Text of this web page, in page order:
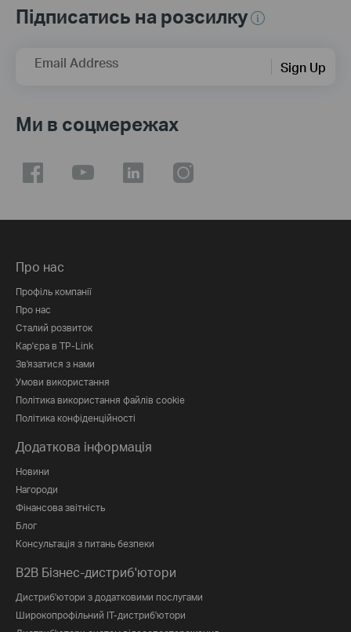
Підписатись на розсилку
Email Address Sign Up
Ми в соцмережах
Про нас
Профіль компанії
Про нас
Сталий розвиток
Кар'єра в TP-Link
Зв'язатися з нами
Умови використання
Політика використання файлів cookie
Політика конфіденційності
Додаткова інформація
Новини
Нагороди
Фінансова звітність
Блог
Консультація з питань безпеки
B2B Бізнес-дистриб'ютори
Дистриб'ютори з додатковими послугами
Широкопрофільний IT-дистриб'ютори